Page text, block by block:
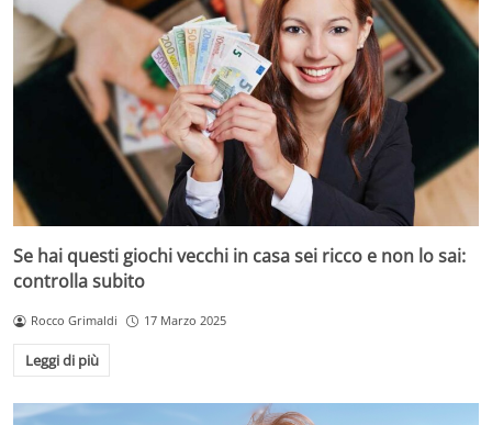
Se hai questi giochi vecchi in casa sei ricco e non lo sai:
controlla subito
Rocco Grimaldi 17 Marzo 2025
Leggi di più